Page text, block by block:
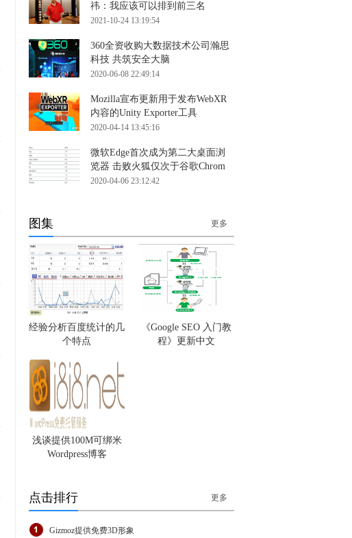
祎：我应该可以排到前三名
2021-10-24 13:19:54
360全资收购大数据技术公司瀚思
科技 共筑安全大脑
2020-06-08 22:49:14
Mozilla宣布更新用于发布WebXR
内容的Unity Exporter工具
2020-04-14 13:45:16
微软Edge首次成为第二大桌面浏
览器 击败火狐仅次于谷歌Chrom
2020-04-06 23:12:42
图集 更多
经验分析百度统计的几
个特点
《Google SEO 入门教
程》更新中文
浅谈提供100M可绑米
Wordpress博客
点击排行 更多
Gizmoz提供免费3D形象